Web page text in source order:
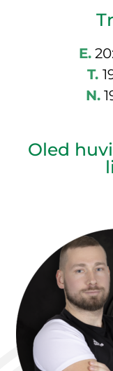
E.
T.
N.
Oled